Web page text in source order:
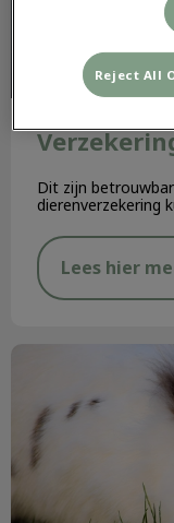
Dit zijn
dierenverzekering
Lees hier
Bescherm je
Reject All